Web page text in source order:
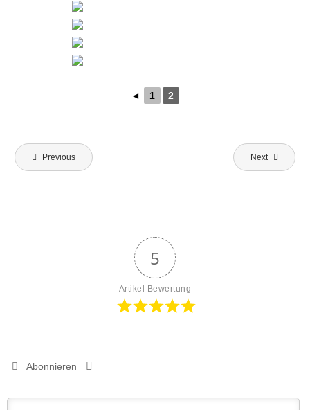
◄ 1 2
Beitragsnavigation
Previous Next
5
Artikel Bewertung
Abonnieren